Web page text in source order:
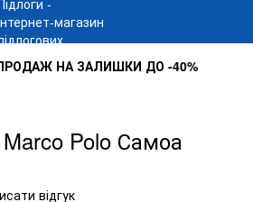
НА ЗАЛИШКИ ДО -40%
Polo Самоа
відгук